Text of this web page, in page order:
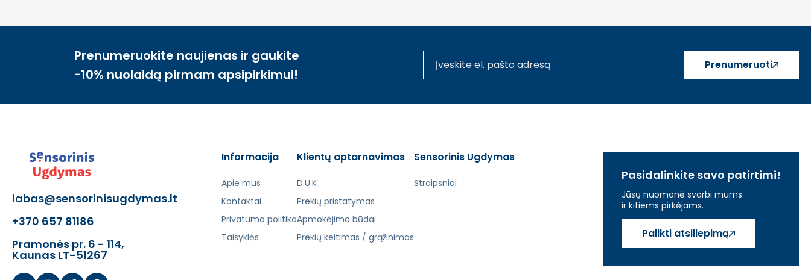
Prenumeruokite naujienas ir gaukite
-10% nuolaidą pirmam apsipirkimui!
Prenumeruoti
labas@sensorinisugdymas.lt
+370 657 81186
Pramonės pr. 6 - 114,
Kaunas LT-51267
Informacija
Apie mus
Kontaktai
Privatumo politika
Taisyklės
Klientų aptarnavimas
D.U.K
Prekių pristatymas
Apmokėjimo būdai
Prekių keitimas / grąžinimas
Sensorinis Ugdymas
Straipsniai
Pasidalinkite savo patirtimi!
Jūsų nuomonė svarbi mums
ir kitiems pirkėjams.
Palikti atsiliepimą